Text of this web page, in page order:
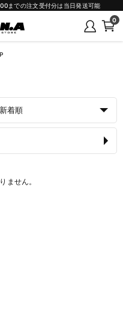
までの注文受付分は当日発送可能
0
新着順
ません。